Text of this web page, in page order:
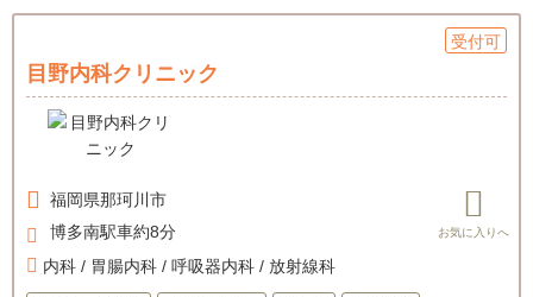
受付可
目野内科クリニック
福岡県那珂川市
博多南駅車約8分
内科 / 胃腸内科 / 呼吸器内科 / 放射線科